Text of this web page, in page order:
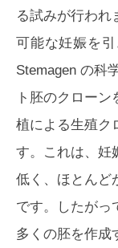
る試みが行われ
可能な妊娠を
Stemagen の科
ト胚のクロー
植による生殖ク
す。これは、妊
低く、ほとんど
です。したがっ
多くの胚を作成